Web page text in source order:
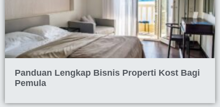
Panduan Lengkap Bisnis Properti Kost Bagi
Pemula